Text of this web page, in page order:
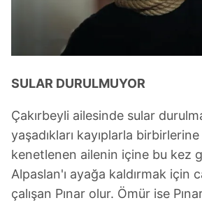
gösterilmeyecektir."
Sizlere daha iyi bir hizmet sunabilmek
kullanılmaktadır. Bu çerezler
toplumu hizmetlerinin sunulması
kullanılmaktadır. Diğer çerezler,
kılınması ve kişiselleştirilmesi ve
reklam/pazarlama faaliyetlerinin
sınırlı olarak açık rızanız dahilinde
SULAR DURULMUYOR
Çakırbeyli ailesinde sular
yaşadıkları kayıplarla
kenetlenen ailenin içine bu kez
Alpaslan'ı ayağa kaldırmak için
çalışan Pınar olur. Ömür ise